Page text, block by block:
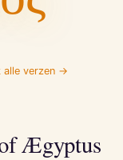
alle verzen →
Ægyptus